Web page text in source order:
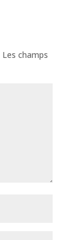
Les champs